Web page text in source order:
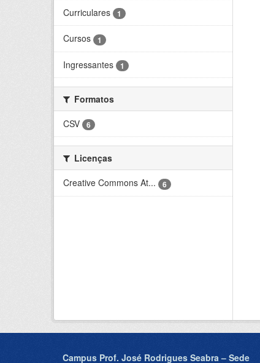
Curriculares 1
Cursos 1
Ingressantes 1
Formatos
CSV
6
Licenças
Creative Commons At...
6
Campus Prof. José Rodrigues Seabra – Sede